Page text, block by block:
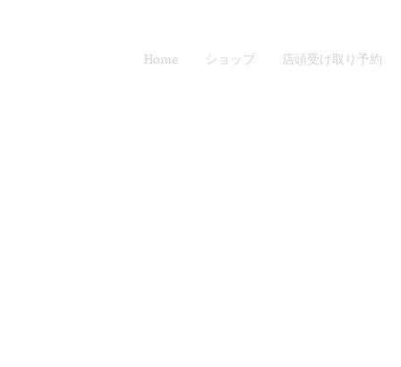
Home ショップ 店頭受け取り予約